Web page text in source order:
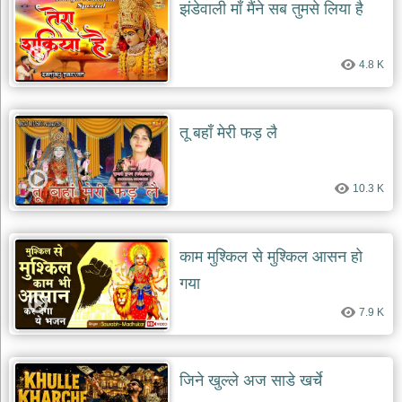
झंडेवाली माँ मैंने सब तुमसे लिया है
4.8 K
तू बहाँ मेरी फड़ लै
10.3 K
काम मुश्किल से मुश्किल आसन हो
गया
7.9 K
जिने खुल्ले अज साडे खर्चे